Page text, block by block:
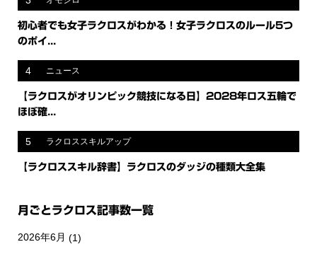
初心者でも女子ラクロスがわかる！女子ラクロスのルール5つ
のポイ...
4 ニュース
【ラクロスがオリンピック競技になる日】2028年ロス五輪で
ほぼ確...
5 ラクロススキルアップ
【ラクロススキル辞書】ラクロスのダッジの種類大全集
月ごとラクロス記事数一覧
2026年6月 (1)